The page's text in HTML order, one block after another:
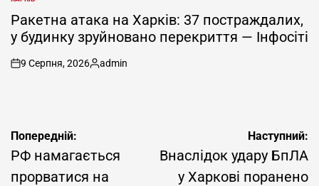
ОПУБЛІКУВАТИ
УРакетна атака на Харків: 37 постраждалих,
у будинку зруйновано перекриття — Інфосіті
on
9 Серпня, 2026
Опубліковано
admin
Навігація
записів
Попередній:
РФ намагається
прорватися на
Наступний:
Внаслідок удару БпЛА
у Харкові поранено